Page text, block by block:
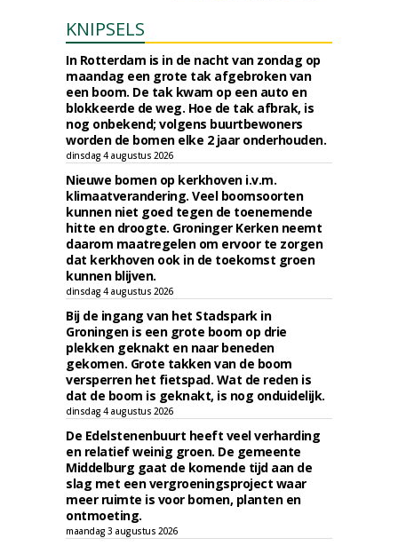
KNIPSELS
In Rotterdam is in de nacht van zondag op
maandag een grote tak afgebroken van
een boom. De tak kwam op een auto en
blokkeerde de weg. Hoe de tak afbrak, is
nog onbekend; volgens buurtbewoners
worden de bomen elke 2 jaar onderhouden.
dinsdag 4 augustus 2026
Nieuwe bomen op kerkhoven i.v.m.
klimaatverandering. Veel boomsoorten
kunnen niet goed tegen de toenemende
hitte en droogte. Groninger Kerken neemt
daarom maatregelen om ervoor te zorgen
dat kerkhoven ook in de toekomst groen
kunnen blijven.
dinsdag 4 augustus 2026
Bij de ingang van het Stadspark in
Groningen is een grote boom op drie
plekken geknakt en naar beneden
gekomen. Grote takken van de boom
versperren het fietspad. Wat de reden is
dat de boom is geknakt, is nog onduidelijk.
dinsdag 4 augustus 2026
De Edelstenenbuurt heeft veel verharding
en relatief weinig groen. De gemeente
Middelburg gaat de komende tijd aan de
slag met een vergroeningsproject waar
meer ruimte is voor bomen, planten en
ontmoeting.
maandag 3 augustus 2026